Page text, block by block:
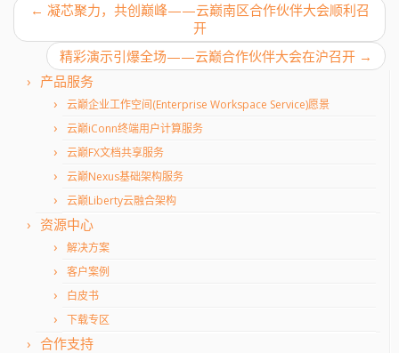
← 凝芯聚力，共创巅峰——云巅南区合作伙伴大会顺利召
开
精彩演示引爆全场——云巅合作伙伴大会在沪召开 →
产品服务
云巅企业工作空间(Enterprise Workspace Service)愿景
云巅iConn终端用户计算服务
云巅FX文档共享服务
云巅Nexus基础架构服务
云巅Liberty云融合架构
资源中心
解决方案
客户案例
白皮书
下载专区
合作支持